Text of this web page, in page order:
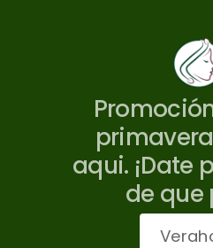
aqui. ¡Date
de que